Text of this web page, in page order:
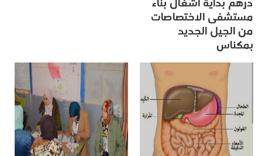
مستشفى الاختصاصات
من الجيل الجديد
بمكناس